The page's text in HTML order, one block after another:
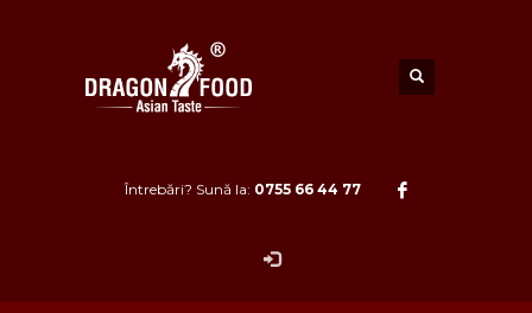
Întrebări? Sună la: 0755 66 44 77